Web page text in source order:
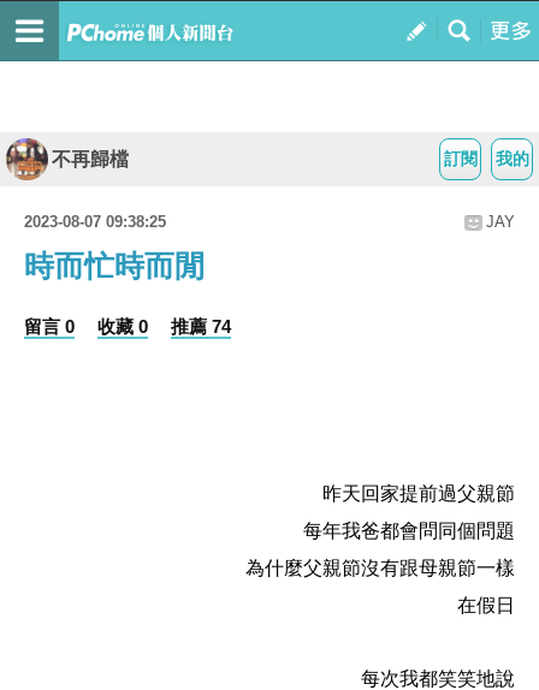
我的
訂閱
不再歸檔
2023-08-07 09:38:25 JAY
時而忙時而閒
留言 0 收藏 0 推薦 74
昨天回家提前過父親節
每年我爸都會問同個問題
為什麼父親節沒有跟母親節一樣
在假日
每次我都笑笑地說